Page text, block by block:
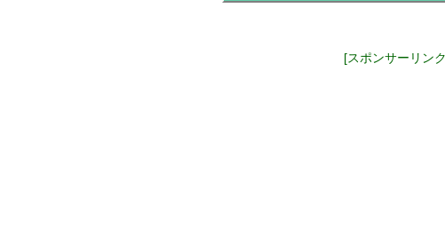
[スポンサーリン